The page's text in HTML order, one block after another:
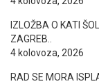
IZLOŽBA O KATI
ZAGREB..
4 kolovoza, 2026
RAD SE MORA